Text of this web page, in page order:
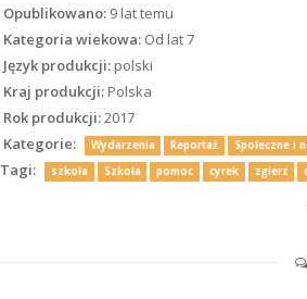
Opublikowano: 9 lat temu
Kategoria wiekowa:Od lat 7
Język produkcji:polski
Kraj produkcji:Polska
Rok produkcji:2017
Kategorie:
Wydarzenia Reportaż Społeczne i
Tagi: szkoła Szkoła pomoc cyrek zgierz